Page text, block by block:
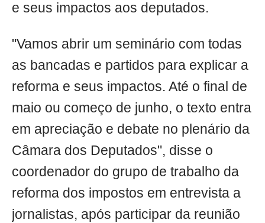
e seus impactos aos deputados.
"Vamos abrir um seminário com todas
as bancadas e partidos para explicar a
reforma e seus impactos. Até o final de
maio ou começo de junho, o texto entra
em apreciação e debate no plenário da
Câmara dos Deputados", disse o
coordenador do grupo de trabalho da
reforma dos impostos em entrevista a
jornalistas, após participar da reunião